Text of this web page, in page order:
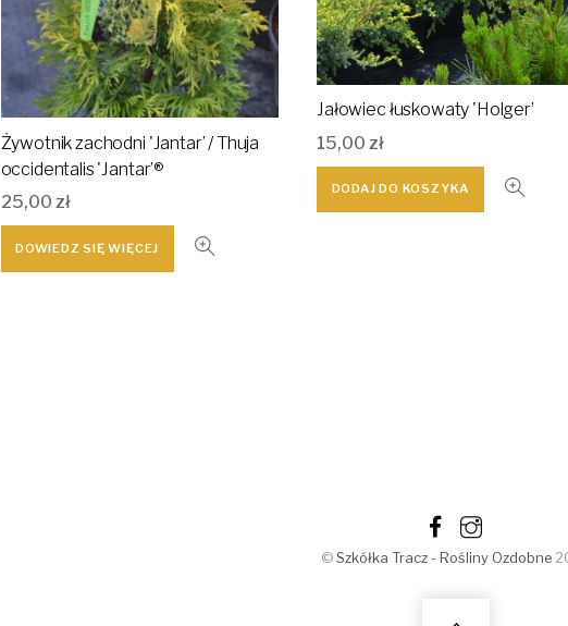
Żywotnik zachodni 'Jantar’ / Thuja
occidentalis 'Jantar’®
25,00 zł
DOWIEDZ SIĘ WIĘCEJ
Jałowiec łuskowaty 'Holger’
15,00 zł
DODAJ DO KOSZYKA
© Szkółka Tracz - Rośliny Ozdobne